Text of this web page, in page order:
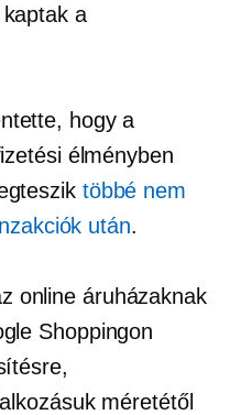
a
hogy a
élményben
többé nem
után.
online áruházaknak
Shoppingon
méretétől